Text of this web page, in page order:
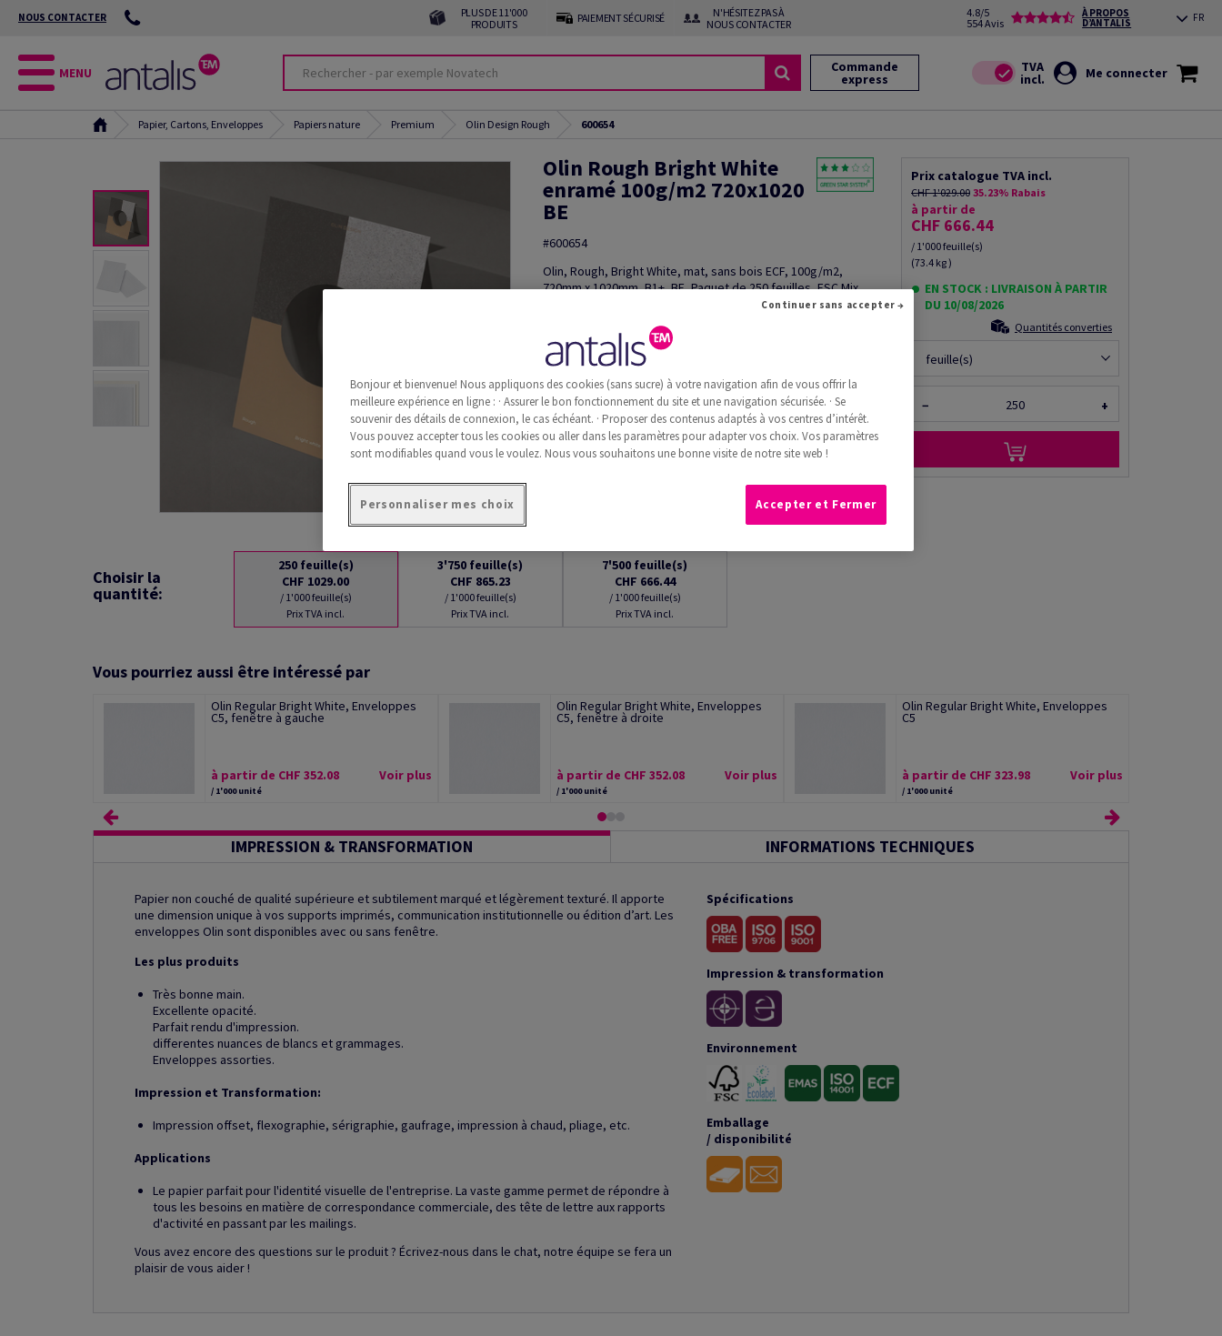
NOUS CONTACTER
PLUS DE 11'000
PRODUITS
PAIEMENT SÉCURISÉ
N'HÉSITEZ PAS À
NOUS CONTACTER
4.8/5
554 Avis
À PROPOS
D’ANTALIS FR
MENU Commande
express Me connecter
Papier, Cartons, Enveloppes Papiers nature Premium Olin Design Rough 600654
Olin Rough Bright White
enramé 100g/m2 720x1020
BE
#600654
Olin, Rough, Bright White, mat, sans bois ECF, 100g/m2,
720mm x 1020mm, B1+, BE, Paquet de 250 feuilles, FSC Mix
Découper le produit
Commande d'échantillon(s)
Information additionnelle Recommander ce produit
Prix catalogue TVA incl.
CHF 1'029.00 35.23% Rabais
à partir de
CHF 666.44
/ 1'000 feuille(s)
(73.4 kg )
EN STOCK : LIVRAISON À PARTIR
DU 10/08/2026
Quantités converties
feuille(s)
− +
Choisir la
quantité:
250 feuille(s)
CHF 1029.00
/ 1'000 feuille(s)
Prix TVA incl.
3'750 feuille(s)
CHF 865.23
/ 1'000 feuille(s)
Prix TVA incl.
7'500 feuille(s)
CHF 666.44
/ 1'000 feuille(s)
Prix TVA incl.
Vous pourriez aussi être intéressé par
Olin Regular Bright White, Enveloppes
C5, fenêtre à gauche
à partir de CHF 352.08
/ 1'000 unité
Voir plus
Olin Regular Bright White, Enveloppes
C5, fenêtre à droite
à partir de CHF 352.08
/ 1'000 unité
Voir plus
Olin Regular Bright White, Enveloppes
C5
à partir de CHF 323.98
/ 1'000 unité
Voir plus
IMPRESSION & TRANSFORMATION INFORMATIONS TECHNIQUES
Papier non couché de qualité supérieure et subtilement marqué et légèrement texturé. Il apporte
une dimension unique à vos supports imprimés, communication institutionnelle ou édition d’art. Les
enveloppes Olin sont disponibles avec ou sans fenêtre.
Les plus produits
Très bonne main.
Excellente opacité.
Parfait rendu d'impression.
differentes nuances de blancs et grammages.
Enveloppes assorties.
Impression et Transformation:
Impression offset, flexographie, sérigraphie, gaufrage, impression à chaud, pliage, etc.
Applications
Le papier parfait pour l'identité visuelle de l'entreprise. La vaste gamme permet de répondre à
tous les besoins en matière de correspondance commerciale, des tête de lettre aux rapports
d'activité en passant par les mailings.
Vous avez encore des questions sur le produit ? Écrivez-nous dans le chat, notre équipe se fera un
plaisir de vous aider !
Spécifications
Impression & transformation
Environnement
Emballage
/ disponibilité
Bonjour et bienvenue! Nous appliquons des cookies (sans sucre) à votre navigation afin de vous offrir la
meilleure expérience en ligne : · Assurer le bon fonctionnement du site et une navigation sécurisée. · Se
souvenir des détails de connexion, le cas échéant. · Proposer des contenus adaptés à vos centres d’intérêt.
Vous pouvez accepter tous les cookies ou aller dans les paramètres pour adapter vos choix. Vos paramètres
sont modifiables quand vous le voulez. Nous vous souhaitons une bonne visite de notre site web !
Personnaliser mes choix
Continuer sans accepter →
Accepter et Fermer